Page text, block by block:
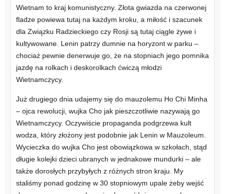
Wietnam to kraj komunistyczny. Złota gwiazda na czerwonej
fladze powiewa tutaj na każdym kroku, a miłość i szacunek
dla Związku Radzieckiego czy Rosji są tutaj ciągle żywe i
kultywowane. Lenin patrzy dumnie na horyzont w parku –
chociaż pewnie denerwuje go, że na stopniach jego pomnika
jazdę na rolkach i deskorolkach ćwiczą młodzi
Wietnamczycy.
Już drugiego dnia udajemy się do mauzolemu Ho Chi Minha
– ojca rewolucji, wujka Cho jak pieszczotliwie nazywają go
Wietnamczycy. Oczywiście propaganda podgrzewa kult
wodza, który złożony jest podobnie jak Lenin w Mauzoleum.
Wycieczka do wujka Cho jest obowiązkowa w szkołach, stąd
długie kolejki dzieci ubranych w jednakowe mundurki – ale
także dorosłych przybyłych z różnych stron kraju. My
staliśmy ponad godzinę w 30 stopniowym upale żeby wejść